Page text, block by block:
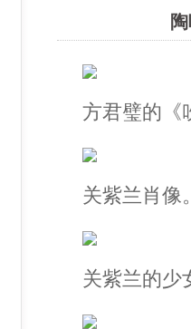
方君璧的《
关紫兰肖像
关紫兰的少